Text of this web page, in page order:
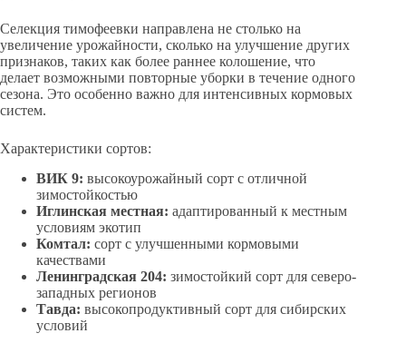
Селекция тимофеевки направлена не столько на
увеличение урожайности, сколько на улучшение других
признаков, таких как более раннее колошение, что
делает возможными повторные уборки в течение одного
сезона. Это особенно важно для интенсивных кормовых
систем.
Характеристики сортов:
ВИК 9: высокоурожайный сорт с отличной
зимостойкостью
Иглинская местная: адаптированный к местным
условиям экотип
Комтал: сорт с улучшенными кормовыми
качествами
Ленинградская 204: зимостойкий сорт для северо-
западных регионов
Тавда: высокопродуктивный сорт для сибирских
условий